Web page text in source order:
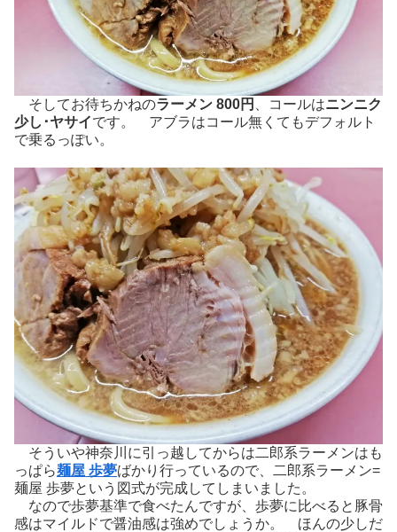
そしてお待ちかねのラーメン 800円 、コールはニンニク
少し･ヤサイです。 アブラはコール無くてもデフォルト
で乗るっぽい。
そういや神奈川に引っ越してからは二郎系ラーメンはも
っぱら麺屋 歩夢ばかり行っているので、二郎系ラーメン=
麺屋 歩夢という図式が完成してしまいました。
なので歩夢基準で食べたんですが、歩夢に比べると豚骨
感はマイルドで醤油感は強めでしょうか。 ほんの少しだ